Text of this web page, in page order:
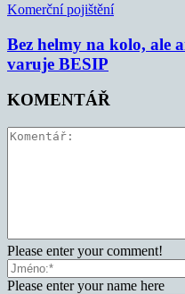
Komerční pojištění
Bez helmy na kolo, ale
varuje BESIP
KOMENTÁŘ
Please enter your comment!
Please enter your name here